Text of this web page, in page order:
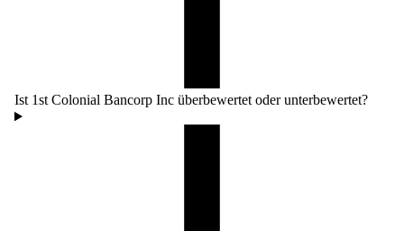
Ist 1st Colonial Bancorp Inc überbewertet oder unterbewertet?